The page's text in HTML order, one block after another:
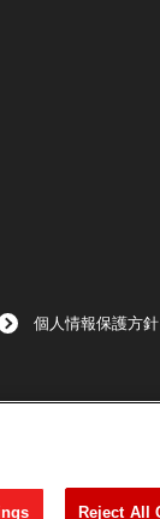
個人情報保護方針
Reject All